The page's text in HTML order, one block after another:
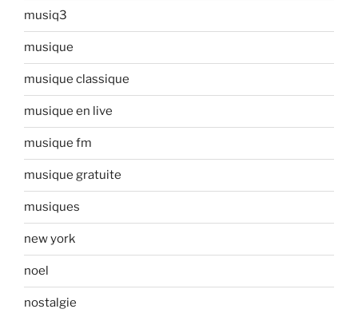
musiq3
musique
musique classique
musique en live
musique fm
musique gratuite
musiques
new york
noel
nostalgie